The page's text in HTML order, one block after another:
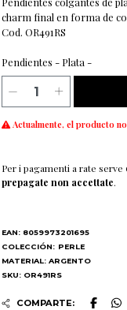
charm final en forma de
Cod. OR491RS
Pendientes - Plata -
Actualmente, el producto
Per i pagamenti a rate serve
prepagate non accettate.
EAN: 8059973201695
COLECCIÓN: PERLE
MATERIAL: ARGENTO
SKU: OR491RS
COMPARTE: